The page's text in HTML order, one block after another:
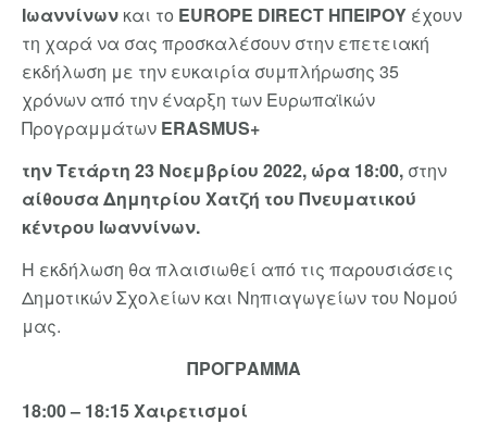
Ιωαννίνων και το EUROPE DIRECT ΗΠΕΙΡΟΥ έχουν
τη χαρά να σας προσκαλέσουν στην επετειακή
εκδήλωση με την ευκαιρία συμπλήρωσης 35
χρόνων από την έναρξη των Ευρωπαϊκών
Προγραμμάτων ERASMUS+
την Τετάρτη 23 Νοεμβρίου 2022, ώρα 18:00, στην
αίθουσα Δημητρίου Χατζή του Πνευματικού
κέντρου Ιωαννίνων.
Η εκδήλωση θα πλαισιωθεί από τις παρουσιάσεις
Δημοτικών Σχολείων και Νηπιαγωγείων του Νομού
μας.
ΠΡΟΓΡΑΜΜΑ
18:00– 18:15 Χαιρετισμοί